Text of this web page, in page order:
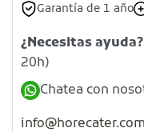
Garantía de 1 año
¿Necesitas ayuda?
20h)
Chatea con
info@horecater.com